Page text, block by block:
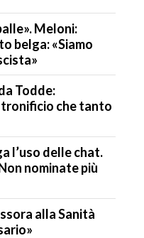
Meloni:
belga: «Siamo
Todde:
che tanto
l’uso delle chat.
nominate più
alla Sanità